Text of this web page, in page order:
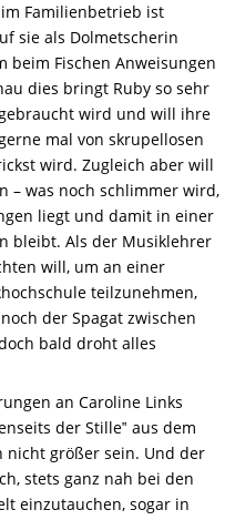
Familienbetrieb ist
sie als Dolmetscherin
beim Fischen Anweisungen
dies bringt Ruby so sehr
wird und will ihre
mal von skrupellosen
wird. Zugleich aber will
– was noch schlimmer wird,
liegt und damit in einer
bleibt. Als der Musiklehrer
will, um an einer
teilzunehmen,
der Spagat zwischen
bald droht alles
an Caroline Links
der Stille‟ aus dem
nicht größer sein. Und der
stets ganz nah bei den
einzutauchen, sogar in